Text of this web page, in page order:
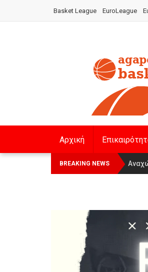
Basket League EuroLeague
Αρχική
BREAKING NEWS Οι